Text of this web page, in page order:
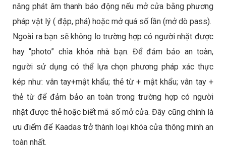
năng phát âm thanh báo động nếu mở cửa bằng phương
pháp vật lý ( đập, phá) hoặc mở quá số lần (mở dò pass).
Ngoài ra bạn sẽ không lo trường hợp có người nhặt được
hay “photo” chìa khóa nhà bạn. Để đảm bảo an toàn,
người sử dụng có thể lựa chọn phương pháp xác thực
kép như: vân tay+mật khẩu; thẻ từ + mật khẩu; vân tay +
thẻ từ để đảm bảo an toàn trong trường hợp có người
nhặt được thẻ hoặc biết mã số mở cửa. Đây cũng chính là
ưu điểm để Kaadas trở thành loại khóa cửa thông minh an
toàn nhất.